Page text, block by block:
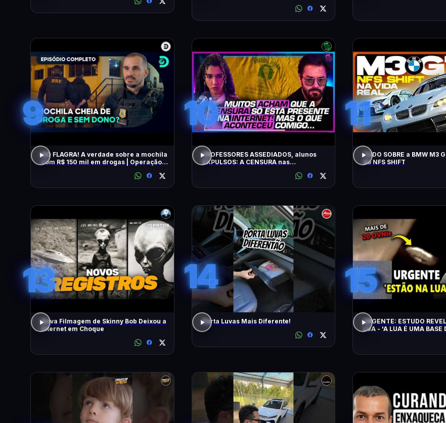
9
NO FLAGRA! A verdade sobre a mochila
com R$ 150 mil em drogas | Operação
10
PROFESSORES ASSEDIADOS, alunos
EXPULSOS: A CENSURA nas
11
TUDO SOBRE a BMW M3
do NFS SHIFT
13
Nova Filmagem de Skinny Bob Deixou a
Internet em Choque
14
Porta Luvas Mais Diferente!
15
URGENTE: ESTUDO
LUA - 'A LUA É UMA BASE